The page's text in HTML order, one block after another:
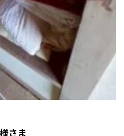
さま